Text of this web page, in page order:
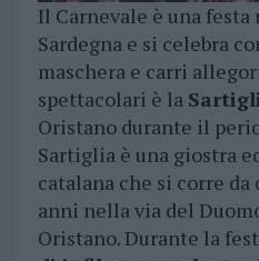
Il Carnevale è una
Sardegna e si celebra
maschera e carri
spettacolari è la
Oristano durante il
Sartiglia è una giostra
catalana che si corre
anni nella via del
Oristano. Durante la